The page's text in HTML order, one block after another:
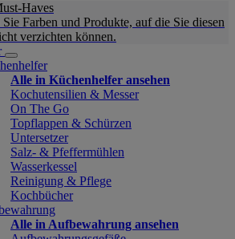
Haves
Farben und Produkte, auf die Sie diesen
verzichten können.
Alle in Küchenhelfer ansehen
Kochutensilien & Messer
On The Go
Topflappen & Schürzen
Untersetzer
Salz- & Pfeffermühlen
Wasserkessel
Reinigung & Pflege
Kochbücher
Alle in Aufbewahrung ansehen